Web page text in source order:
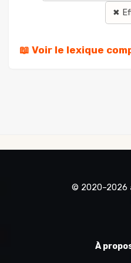
✖
📖 Voir le lexique
© 2020–2026
À